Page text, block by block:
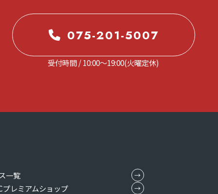
075-201-5007
受付時間 / 10:00～19:00(火曜定休)
一覧
プレミアムショップ